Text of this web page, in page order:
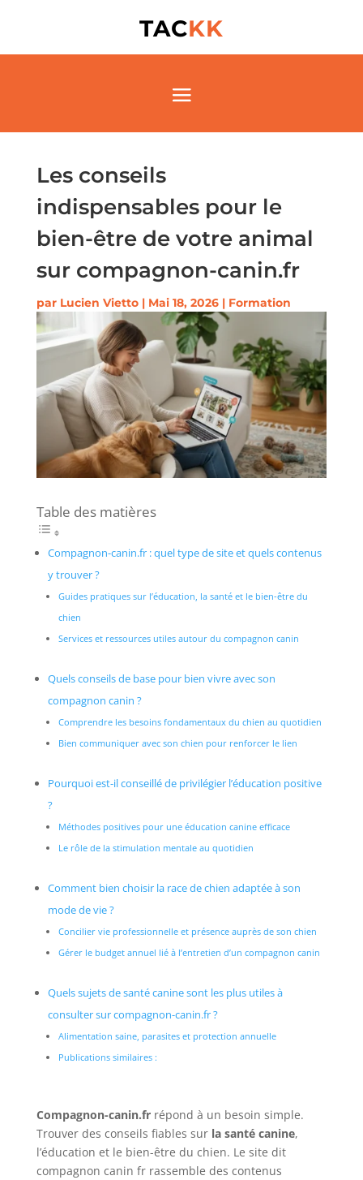
TACKK
Les conseils
indispensables pour le
bien-être de votre animal
sur compagnon-canin.fr
par Lucien Vietto| Mai 18, 2026| Formation
Table des matières
Compagnon-canin.fr : quel type de site et quels contenus
y trouver ?
Guides pratiques sur l’éducation, la santé et le bien-être du
chien
Services et ressources utiles autour du compagnon canin
Quels conseils de base pour bien vivre avec son
compagnon canin ?
Comprendre les besoins fondamentaux du chien au quotidien
Bien communiquer avec son chien pour renforcer le lien
Pourquoi est-il conseillé de privilégier l’éducation positive
?
Méthodes positives pour une éducation canine efficace
Le rôle de la stimulation mentale au quotidien
Comment bien choisir la race de chien adaptée à son
mode de vie ?
Concilier vie professionnelle et présence auprès de son chien
Gérer le budget annuel lié à l’entretien d’un compagnon canin
Quels sujets de santé canine sont les plus utiles à
consulter sur compagnon-canin.fr ?
Alimentation saine, parasites et protection annuelle
Publications similaires :
Compagnon-canin.frrépond à un besoin simple.
Trouver des conseils fiables sur la santé canine,
l’éducation et le bien-être du chien. Le site dit
compagnon canin fr rassemble des contenus